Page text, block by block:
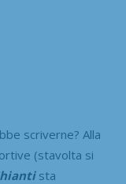
scriverne? Alla
(stavolta si
sta